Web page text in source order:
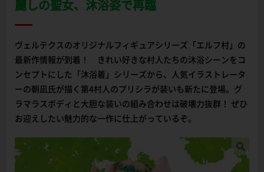
麗しの聖女、沐浴姿で再臨
ヴェルテクスのオリジナルフィギュアシリーズ「エルフ村」の
最新作情報が到着！ きれい好きな村人たちの沐浴シーンをコ
ンセプトにした「沐浴着」シリーズから、人気イラストレータ
ーの朝凪氏が描く第4村人のプリシラが装いも新たに登場。グ
ラマラスボディと大胆な装いの組み合わせは破壊力抜群！ ぜひ
お迎えしたい魅力的な一作に仕上がっているぞ。